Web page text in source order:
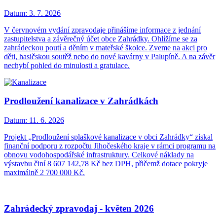
Datum: 3. 7. 2026
V červnovém vydání zpravodaje přinášíme informace z jednání
zastupitelstva a závěrečný účet obce Zahrádky. Ohlížíme se za
zahrádeckou poutí a děním v mateřské školce. Zveme na akci pro
děti, hasičskou soutěž nebo do nové kavárny v Palupíně. A na závěr
nechybí pohled do minulosti a gratulace.
Prodloužení kanalizace v Zahrádkách
Datum: 11. 6. 2026
Projekt „Prodloužení splaškové kanalizace v obci Zahrádky“ získal
finanční podporu z rozpočtu Jihočeského kraje v rámci programu na
obnovu vodohospodářské infrastruktury. Celkové náklady na
výstavbu činí 8 607 142,78 Kč bez DPH, přičemž dotace pokryje
maximálně 2 700 000 Kč.
Zahrádecký zpravodaj - květen 2026